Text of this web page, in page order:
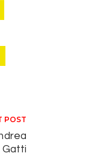
POST
Gatti